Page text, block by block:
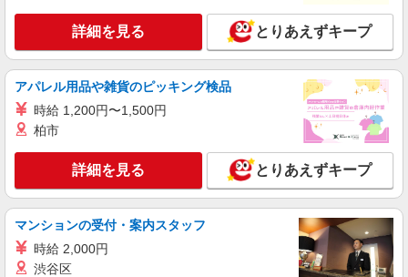
アルバイト パート
すき家 126号千葉弁天店
すき家の店舗スタッフ（接客・調理・清掃な
ど）
時給1,475円
千葉県千葉市中央区弁天4-11-26
キープ 詳細を見る
正社員
株式会社HITOWA フードサービスカンパニー
詳細を見る とりあえずキープ
アパレル用品や雑貨のピッキング検品
時給 1,200円〜1,500円
柏市
詳細を見る とりあえずキープ
マンションの受付・案内スタッフ
時給 2,000円
渋谷区